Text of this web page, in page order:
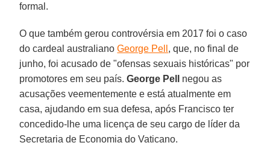
formal.
O que também gerou controvérsia em 2017 foi o caso
do cardeal australianoGeorge Pell , que, no final de
junho, foi acusado de "ofensas sexuais históricas" por
promotores em seu país.George Pell
negou as
acusações veementemente e está atualmente em
casa, ajudando em sua defesa, após Francisco ter
concedido-lhe uma licença de seu cargo de líder da
Secretaria de Economia do Vaticano.